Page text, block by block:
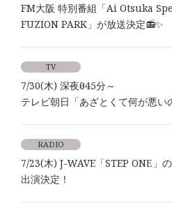
FM大阪 特別番組「Ai Otsuka
FUZION PARK」が放送決定📻✨
TV
7/30(木) 深夜0時45分～
テレビ朝日「あざとくて何が悪い
RADIO
7/23(木) J-WAVE「STEP ONE」
出演決定！